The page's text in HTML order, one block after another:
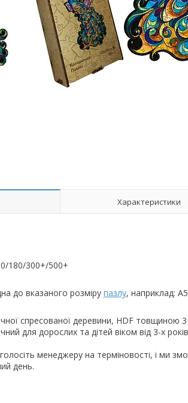
Характеристики
180/300+/500+
до вказаного розміру пазлу, наприклад:
спресованої деревини, HDF
для дорослих та дітей віком від 3-х
менеджеру на терміновості, і ми
день.